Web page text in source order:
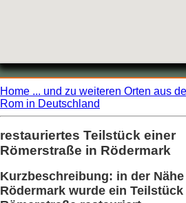
Home ... und zu weiteren Orten aus
Rom in Deutschland
restauriertes Teilstück einer
Römerstraße in Rödermark
Kurzbeschreibung: in der
Rödermark wurde ein